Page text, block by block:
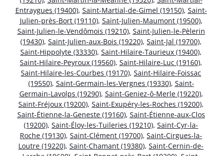
Entraygues (19400), Saint-Martial-de-Gimel (19150), Saint-
Julien-près-Bort (19110), Saint-Julien-Maumont (19500),
Saint-Julien-le-Vendômois (19210), Saint-Julien-le-Pèlerin
(19430), Saint-Julien-aux-Bois (19220), Saint-Jal (19700),
Saint-Hippolyte (33330), Saint-Hilaire-Taurieux (19400),
Saint-Hilaire-Peyroux (19560), Saint-Hilaire-Luc (19160),
Saint-Hilaire-les-Courbes (19170), Saint-Hilaire-Foissac
(19550), Saint-Germain-les-Vergnes (19330), Saint-
Germain-Lavolps (19290), Saint-Geniez-ô-Merle (19220),
Saint-Fréjoux (19200), Saint-Exupéry-les-Roches (19200),
Saint-Étienne-la-Geneste (19160), Saint-Étienne-aux-Clos
(19200), Saint-Éloy-les-Tuileries (19210), Saint-Cyr-la-
Roche (19130), Saint-Clément (19700), Saint-Cirgues-la-
Loutre (19220), Saint-Chamant (19380), Saint-Cernin-de-